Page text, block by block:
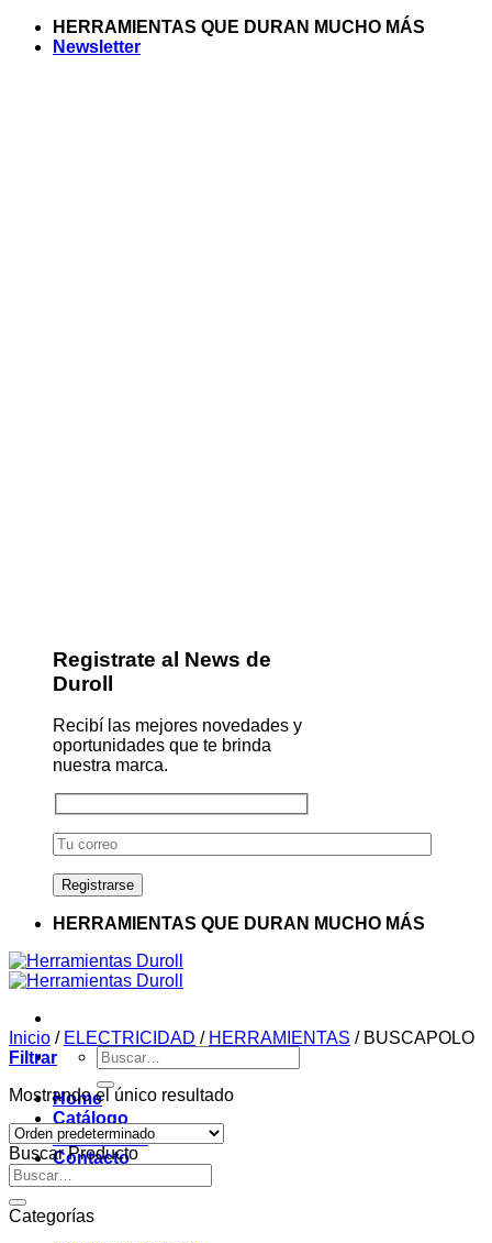
Saltar
HERRAMIENTAS QUE DURAN MUCHO MÁS
Newsletter
Registrate al News de
Duroll
Recibí las mejores novedades y
oportunidades que te brinda
nuestra marca.
HERRAMIENTAS QUE DURAN MUCHO MÁS
Buscar
por:
Home
Catálogo
Novedades
Contacto
Inicio / ELECTRICIDAD / HERRAMIENTAS /BUSCAPOLO
Filtrar
Mostrando el único resultado
Buscar Producto
Buscar
por:
Categorías